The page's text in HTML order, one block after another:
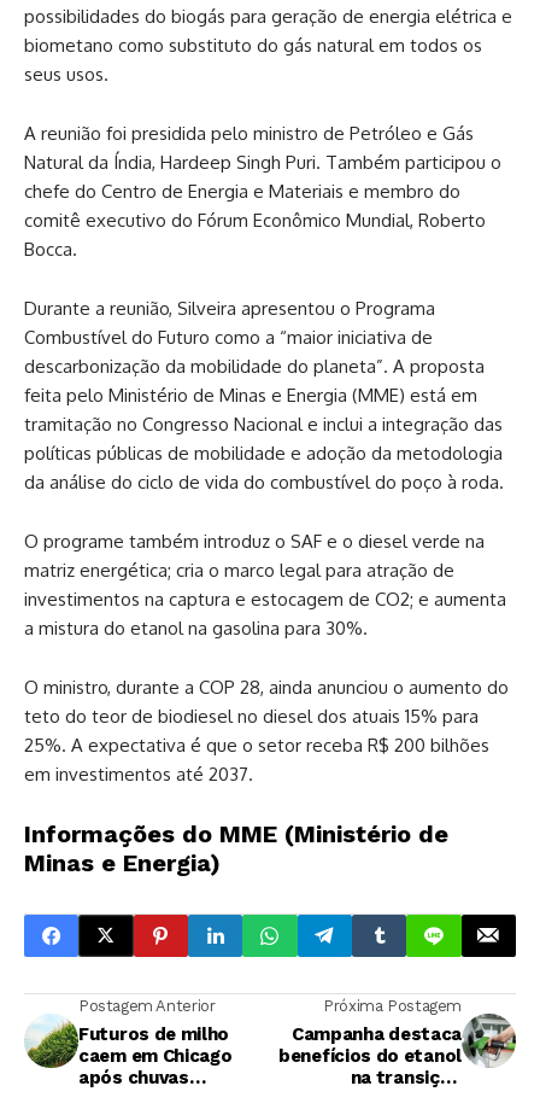
possibilidades do biogás para geração de energia elétrica e
biometano como substituto do gás natural em todos os
seus usos.
A reunião foi presidida pelo ministro de Petróleo e Gás
Natural da Índia, Hardeep Singh Puri. Também participou o
chefe do Centro de Energia e Materiais e membro do
comitê executivo do Fórum Econômico Mundial, Roberto
Bocca.
Durante a reunião, Silveira apresentou o Programa
Combustível do Futuro como a “maior iniciativa de
descarbonização da mobilidade do planeta”. A proposta
feita pelo Ministério de Minas e Energia (MME) está em
tramitação no Congresso Nacional e inclui a integração das
políticas públicas de mobilidade e adoção da metodologia
da análise do ciclo de vida do combustível do poço à roda.
O programe também introduz o SAF e o diesel verde na
matriz energética; cria o marco legal para atração de
investimentos na captura e estocagem de CO2; e aumenta
a mistura do etanol na gasolina para 30%.
O ministro, durante a COP 28, ainda anunciou o aumento do
teto do teor de biodiesel no diesel dos atuais 15% para
25%. A expectativa é que o setor receba R$ 200 bilhões
em investimentos até 2037.
Informações do MME (Ministério de
Minas e Energia)
Postagem Anterior
Futuros de milho
caem em Chicago
após chuvas
Próxima Postagem
Campanha destaca
benefícios do etanol
na transição